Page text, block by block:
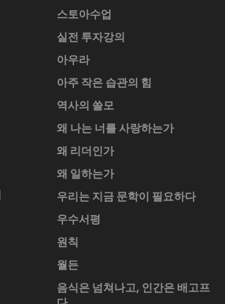
스토아수업
실전 투자강의
아우라
아주 작은 습관의 힘
역사의 쓸모
왜 나는 너를 사랑하는가
왜 리더인가
왜 일하는가
우리는 지금 문학이 필요하다
우수서평
원칙
월든
음식은 넘쳐나고, 인간은 배고프